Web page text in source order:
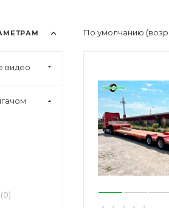
По умолчанию
видео
0)